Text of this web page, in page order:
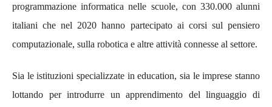
programmazione informatica nelle scuole, con 330.000 alunni
italiani che nel 2020 hanno partecipato ai corsi sul pensiero
computazionale, sulla robotica e altre attività connesse al settore.
Sia le istituzioni specializzate in education, sia le imprese stanno
lottando per introdurre un apprendimento del linguaggio di